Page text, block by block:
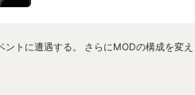
トに遭遇する。 さらにMODの構成を変え